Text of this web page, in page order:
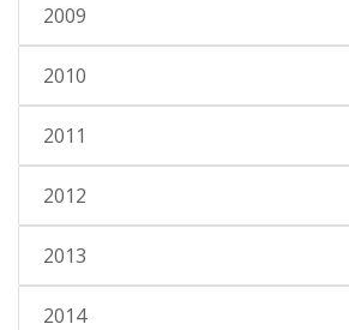
2009
2010
2011
2012
2013
2014